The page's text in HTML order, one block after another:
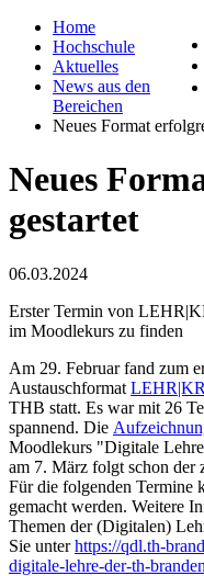
Home
Hochschule
Aktuelles
News aus den
Bereichen
Neues Format
Neues
gestartet
06.03.2024
Erster Termin von
im Moodlekurs zu finden
Am 29. Februar fand zum
Austauschformat
THB statt. Es war mit 26
spannend. Die
Moodlekurs "Digitale
am 7. März folgt schon der
Für die folgenden Termine
gemacht werden. Weitere
Themen der (Digitalen)
Sie unterhttps://qdl.th-
digitale-lehre-der-th-